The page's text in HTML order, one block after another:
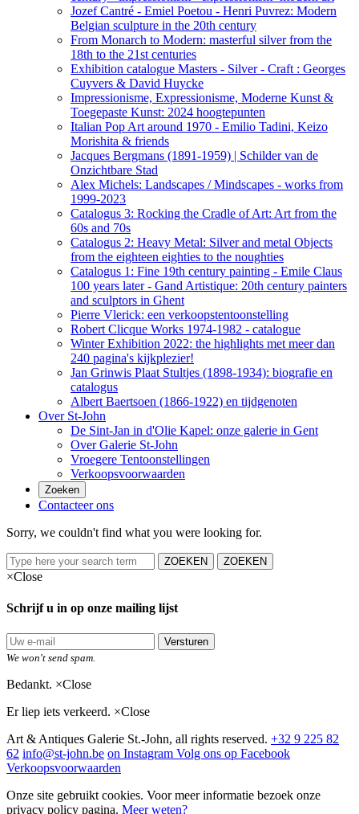
Jozef Cantré - Emiel Poetou - Henri Puvrez: Modern
Belgian sculpture in the 20th century
From Monarch to Modern: masterful silver from the
18th to the 21st centuries
Exhibition catalogue Masters - Silver - Craft : Georges
Cuyvers & David Huycke
Impressionisme, Expressionisme, Moderne Kunst &
Toegepaste Kunst: 2024 hoogtepunten
Italian Pop Art around 1970 - Emilio Tadini, Keizo
Morishita & friends
Jacques Bergmans (1891-1959) | Schilder van de
Onzichtbare Stad
Alex Michels: Landscapes / Mindscapes - works from
1999-2023
Catalogus 3: Rocking the Cradle of Art: Art from the
60s and 70s
Catalogus 2: Heavy Metal: Silver and metal Objects
from the eighteen eighties to the noughties
Catalogus 1: Fine 19th century painting - Emile Claus
100 years later - Gand Artistique: 20th century painters
and sculptors in Ghent
Pierre Vlerick: een verkoopstentoonstelling
Robert Clicque Works 1974-1982 - catalogue
Winter Exhibition 2022: the highlights met meer dan
240 pagina's kijkplezier!
Jan Grinwis Plaat Stultjes (1898-1934): biografie en
catalogus
Albert Baertsoen (1866-1922) en tijdgenoten
Over St-John
De Sint-Jan in d'Olie Kapel: onze galerie in Gent
Over Galerie St-John
Vroegere Tentoonstellingen
Verkoopsvoorwaarden
Zoeken
Contacteer ons
Sorry, we couldn't find what you were looking for.
ZOEKEN ZOEKEN
×Close
Schrijf u in op onze mailing lijst
Versturen
We won't send spam.
Bedankt. ×Close
Er liep iets verkeerd. ×Close
Art & Antiques Galerie St.-John, all rights reserved. +32 9 225 82
62 info@st-john.be on Instagram Volg ons op Facebook
Verkoopsvoorwaarden
Onze site gebruikt cookies. Voor meer informatie bezoek onze
privacy policy pagina. Meer weten?